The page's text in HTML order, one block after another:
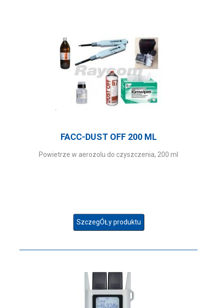
FACC-DUST OFF 200 ML
Powietrze w aerozolu do czyszczenia, 200 ml
SzczegÓŁy produktu